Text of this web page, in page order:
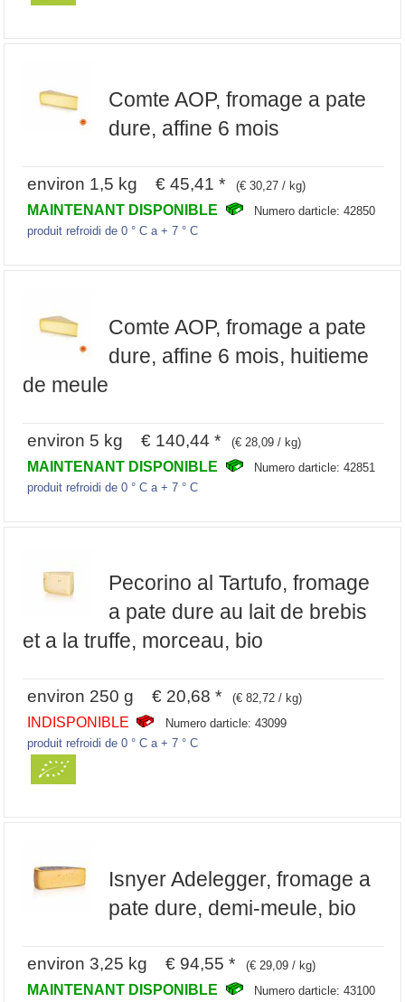
Comte AOP, fromage a pate
dure, affine 6 mois
environ 1,5 kg € 45,41 * (€ 30,27 / kg)
MAINTENANT DISPONIBLE
Numero darticle: 42850
produit refroidi de 0 ° C a + 7 ° C
Comte AOP, fromage a pate
dure, affine 6 mois, huitieme
de meule
environ 5 kg € 140,44 * (€ 28,09 / kg)
MAINTENANT DISPONIBLE
Numero darticle: 42851
produit refroidi de 0 ° C a + 7 ° C
Pecorino al Tartufo, fromage
a pate dure au lait de brebis
et a la truffe, morceau, bio
environ 250 g € 20,68 * (€ 82,72 / kg)
INDISPONIBLE
Numero darticle: 43099
produit refroidi de 0 ° C a + 7 ° C
Isnyer Adelegger, fromage a
pate dure, demi-meule, bio
environ 3,25 kg € 94,55 * (€ 29,09 / kg)
MAINTENANT DISPONIBLE
Numero darticle: 43100